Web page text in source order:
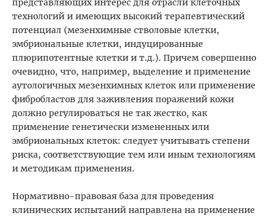
представляющих интерес для отрасли клеточных
технологий и имеющих высокий терапевтический
потенциал (мезенхимные стволовые клетки,
эмбриональные клетки, индуцированные
плюрипотентные клетки и т.д.). Причем совершенно
очевидно, что, например, выделение и применение
аутологичных мезенхимных клеток или применение
фибробластов для заживления поражений кожи
должно регулироваться не так жестко, как
применение генетически измененных или
эмбриональных клеток: следует учитывать степени
риска, соответствующие тем или иным технологиям
и методикам применения.
Нормативно-правовая база для проведения
клинических испытаний направлена на применение